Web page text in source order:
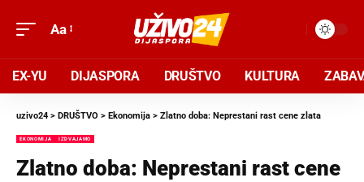
Aa
EX-YU DIJASPORA DRUŠTVO KULTURA
uzivo24 > DRUŠTVO > Ekonomija > Zlatno doba: Neprestani rast cene zlata
EKONOMIJA IZDVAJAMO
Zlatno doba: Neprestani rast cene